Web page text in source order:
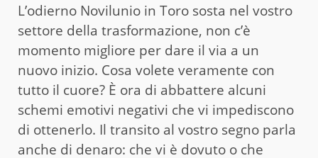
L’odierno Novilunio in Toro sosta nel vostro
settore della trasformazione, non c’è
momento migliore per dare il via a un
nuovo inizio. Cosa volete veramente con
tutto il cuore? È ora di abbattere alcuni
schemi emotivi negativi che vi impediscono
di ottenerlo. Il transito al vostro segno parla
anche di denaro: che vi è dovuto o che